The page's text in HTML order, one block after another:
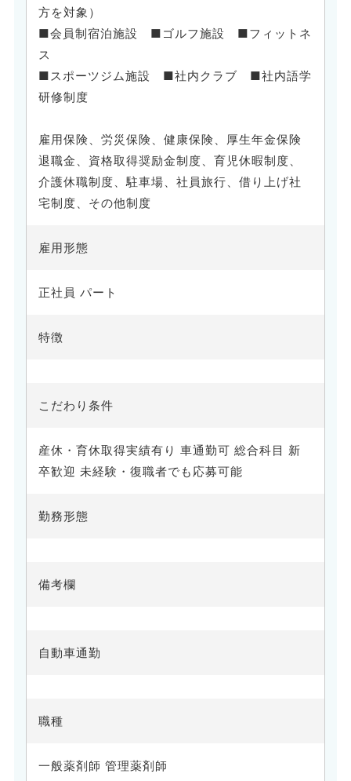
方を対象）
■会員制宿泊施設 ■ゴルフ施設 ■フィットネ
ス
■スポーツジム施設 ■社内クラブ ■社内語学
研修制度
雇用保険、労災保険、健康保険、厚生年金保険
退職金、資格取得奨励金制度、育児休暇制度、
介護休職制度、駐車場、社員旅行、借り上げ社
宅制度、その他制度
雇用形態
正社員 パート
特徴
こだわり条件
産休・育休取得実績有り 車通勤可 総合科目 新
卒歓迎 未経験・復職者でも応募可能
勤務形態
備考欄
自動車通勤
職種
一般薬剤師 管理薬剤師